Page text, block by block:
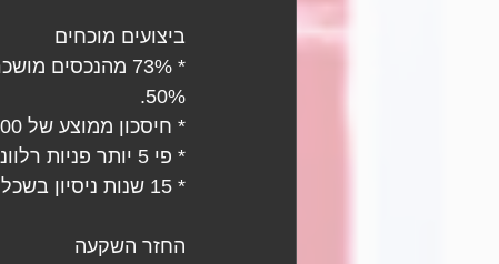
ביצועים מוכחים
50%.
* חיסכון ממוצע של 30,000 ₪ בעלויות שיווק והמתנה!
* פי 5 יותר פניות רלוונטיות.
* 15 שנות ניסיון בשכלול שיטות איתור שוכרים.
החזר השקעה